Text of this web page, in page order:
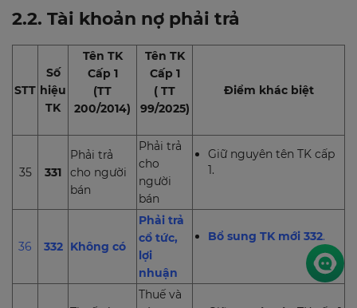
2.2. Tài khoản nợ phải trả
STT
Số
hiệu
TK
Tên TK
Cấp 1
(TT
200/2014)
Tên TK
Cấp 1
( TT
99/2025)
Điểm khác biệt
35 331
Phải trả
cho người
bán
Phải trả
cho
người
bán
Giữ nguyên tên TK cấp
1.
36 332 Không có
Phải trả
cổ tức,
lợi
nhuận
Bổ sung TK mới 332.
Thuế và